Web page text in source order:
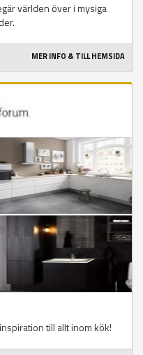
världen över i mysiga
MER INFO & TILL HEMSIDA
till allt inom kök!